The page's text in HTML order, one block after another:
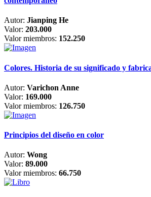
Autor: Jianping He
Valor: 203.000
Valor miembros: 152.250
Colores. Historia de su significado y
Autor: Varichon Anne
Valor: 169.000
Valor miembros: 126.750
Principios del diseño en color
Autor: Wong
Valor: 89.000
Valor miembros: 66.750